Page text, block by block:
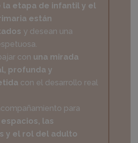
la etapa de infantil y el
están
y desean una
con una mirada
profunda y
con el desarrollo real
para
las
y el rol del adulto